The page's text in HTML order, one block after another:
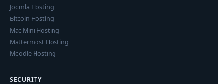
Joomla Hosting
Bitcoin Hosting
Mac Mini Hosting
Mattermost Hosting
Moodle Hosting
SECURITY